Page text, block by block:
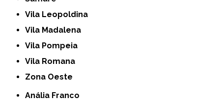
Vila Leopoldina
Vila Madalena
Vila Pompeia
Vila Romana
Zona Oeste
Anália Franco